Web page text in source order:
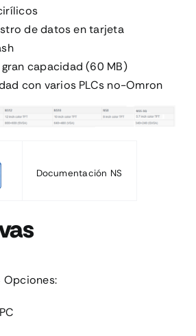
de datos en tarjeta
capacidad (60 MB)
con varios PLCs no-Omron
Documentación NS
Opciones: